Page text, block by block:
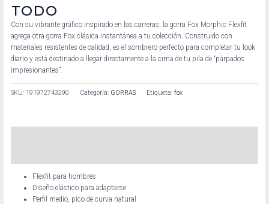
TODO
Con su vibrante gráfico inspirado en las carreras, la gorra Fox Morphic Flexfit
agrega otra gorra Fox clásica instantánea a tu colección. Construido con
materiales resistentes de calidad, es el sombrero perfecto para completar tu look
diario y está destinado a llegar directamente a la cima de tu pila de “párpados
impresionantes”.
SKU: 191972743290 Categoría: GORRAS Etiqueta:fox
Flexfit para hombres
Diseño elástico para adaptarse
Perfil medio, pico de curva natural